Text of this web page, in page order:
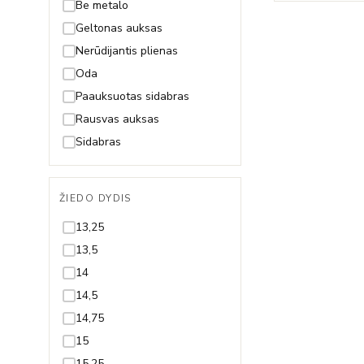
Fėja
Gėlytė
Gyvatė
Gyvybės medis
Inicialas/Raidė
Kačiukas
Karūna
Karys
Kelionės
Keltų mazgas
Kriauklytė
Kryželis
Lapelis
Laumžirgis
Be metalo
Geltonas auksas
Nerūdijantis plienas
Oda
Paauksuotas sidabras
Rausvas auksas
Sidabras
ŽIEDO DYDIS
13,25
13,5
14
14,5
14,75
15